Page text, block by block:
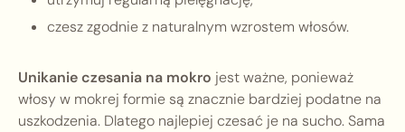
czesz zgodnie z naturalnym wzrostem włosów.
Unikanie czesania na mokro jest ważne, ponieważ
włosy w mokrej formie są znacznie bardziej podatne na
uszkodzenia. Dlatego najlepiej czesać je na sucho. Sama